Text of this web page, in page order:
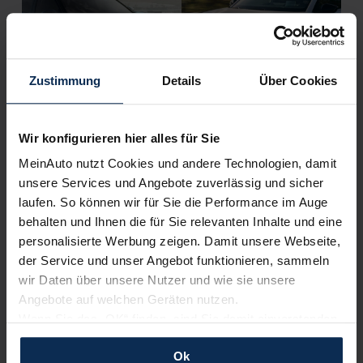
Zustimmung Details Über Cookies
Wir konfigurieren hier alles für Sie
MeinAuto nutzt Cookies und andere Technologien, damit
unsere Services und Angebote zuverlässig und sicher
laufen. So können wir für Sie die Performance im Auge
behalten und Ihnen die für Sie relevanten Inhalte und eine
personalisierte Werbung zeigen. Damit unsere Webseite,
der Service und unser Angebot funktionieren, sammeln
wir Daten über unsere Nutzer und wie sie unsere
Angebote auf welchen Geräten nutzen.
und erlauben uns Cookies für unseren Service zu
verwenden und diese Daten an Dritte weiterzugeben,
Ok
Citroen e-C4 oder Peugeot e-2008 (Test 2022): So
zum Automagazin
Nachrichten